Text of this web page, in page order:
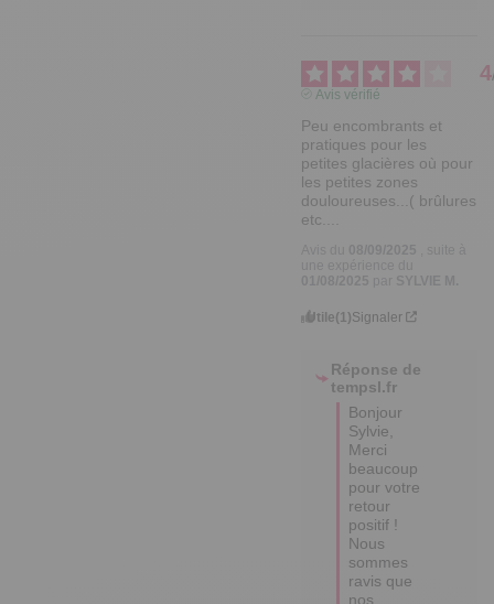
4
Avis vérifié
Peu encombrants et
pratiques pour les
petites glacières où pour
les petites zones
douloureuses...( brûlures
etc....
Utile(1)Signaler
Réponse de
tempsl.fr
Bonjour
Sylvie,
Merci
beaucoup
pour votre
retour
positif !
Nous
sommes
ravis que
nos